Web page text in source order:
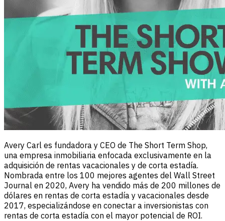
Avery Carl es fundadora y CEO de The Short Term Shop,
una empresa inmobiliaria enfocada exclusivamente en la
adquisición de rentas vacacionales y de corta estadía.
Nombrada entre los 100 mejores agentes del Wall Street
Journal en 2020, Avery ha vendido más de 200 millones de
dólares en rentas de corta estadía y vacacionales desde
2017, especializándose en conectar a inversionistas con
rentas de corta estadía con el mayor potencial de ROI.